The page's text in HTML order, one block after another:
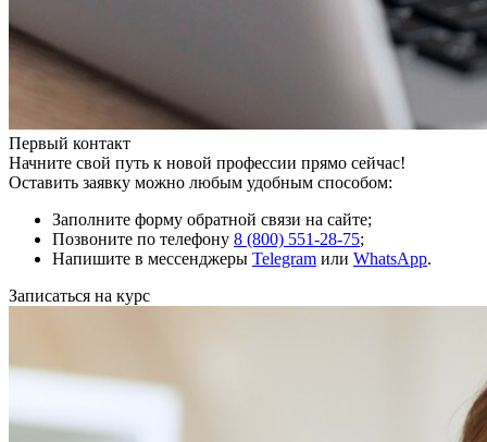
Первый контакт
Начните свой путь к новой профессии прямо сейчас!
Оставить заявку можно любым удобным способом:
Заполните форму обратной связи на сайте;
Позвоните по телефону 8 (800) 551-28-75;
Напишите в мессенджеры Telegram или WhatsApp.
Записаться на курс